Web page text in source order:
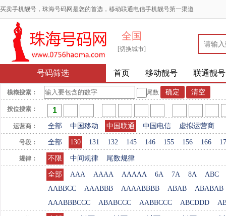
买卖手机靓号，珠海号码网是您的首选，移动联通电信手机靓号第一渠道
全国
[切换城市]
号码筛选 首页 移动靓号 联通靓号
模糊搜索： 尾数
按位搜索：
运营商： 全部 中国移动 中国联通 中国电信 虚拟运营商
号段： 全部 130 131 132 145 146 155 156 166
规律： 不限 中间规律 尾数规律
全部 AAA AAAA AAAAA 6A 7A 8A
ABC
AABBCC
AAABBB AAAABBBB ABAB
ABABAB
AAABBBCCC
ABABCCC AABBCCC ABCDDD